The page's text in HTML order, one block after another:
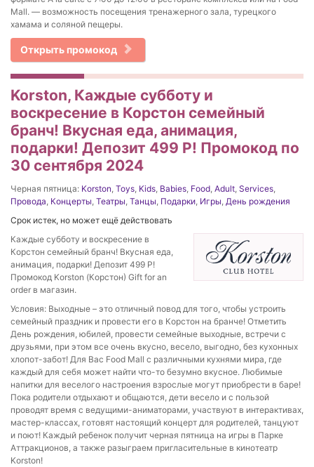
Mall. — возможность посещения тренажерного зала, турецкого
хамама и соляной пещеры.
Открыть промокод
Korston, Каждые субботу и
воскресение в Корстон семейный
бранч! Вкусная еда, анимация,
подарки! Депозит 499 Р! Промокод по
30 сентября 2024
Черная пятница: Korston, Toys, Kids, Babies, Food, Adult, Services,
Провода, Концерты, Театры, Танцы, Подарки, Игры, День рождения
Срок истек, но может ещё действовать
Каждые субботу и воскресение в
Корстон семейный бранч! Вкусная еда,
анимация, подарки! Депозит 499 Р!
Промокод Korston (Корстон) Gift for an
order в магазин.
Условия: Выходные – это отличный повод для того, чтобы устроить
семейный праздник и провести его в Корстон на бранче! Отметить
День рождения, юбилей, провести семейные выходные, встречи с
друзьями, при этом все очень вкусно, весело, выгодно, без кухонных
хлопот-забот! Для Вас Food Mall с различными кухнями мира, где
каждый для себя может найти что-то безумно вкусное. Любимые
напитки для веселого настроения взрослые могут приобрести в баре!
Пока родители отдыхают и общаются, дети весело и с пользой
проводят время с ведущими-аниматорами, участвуют в интерактивах,
мастер-классах, готовят настоящий концерт для родителей, танцуют
и поют! Каждый ребенок получит черная пятница на игры в Парке
Аттракционов, а также разыграем пригласительные в кинотеатр
Korston!